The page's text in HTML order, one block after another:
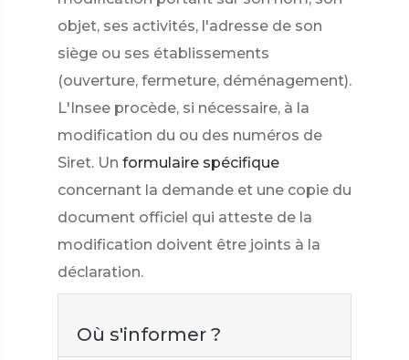
objet, ses activités, l'adresse de son
siège ou ses établissements
(ouverture, fermeture, déménagement).
L'Insee procède, si nécessaire, à la
modification du ou des numéros de
Siret. Un formulaire spécifique
concernant la demande et une copie du
document officiel qui atteste de la
modification doivent être joints à la
déclaration.
Où s'informer ?